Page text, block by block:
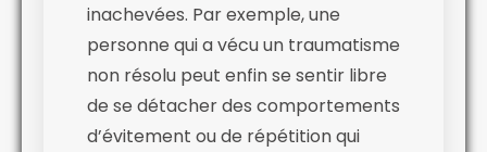
inachevées. Par exemple, une
personne qui a vécu un traumatisme
non résolu peut enfin se sentir libre
de se détacher des comportements
d’évitement ou de répétition qui